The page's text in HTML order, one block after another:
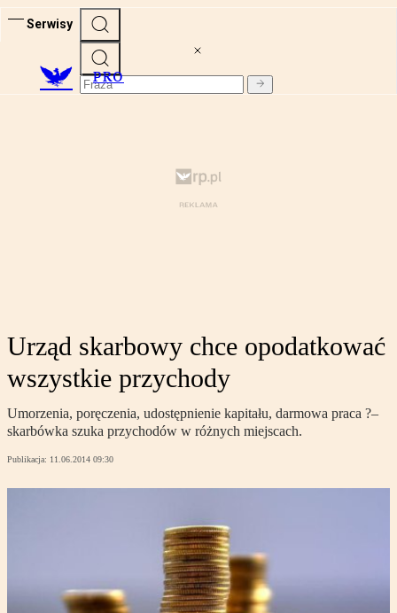
Serwisy
PRO
Urząd skarbowy chce opodatkować
wszystkie przychody
Umorzenia, poręczenia, udostępnienie kapitału, darmowa praca ?–
skarbówka szuka przychodów w różnych miejscach.
Publikacja: 11.06.2014 09:30